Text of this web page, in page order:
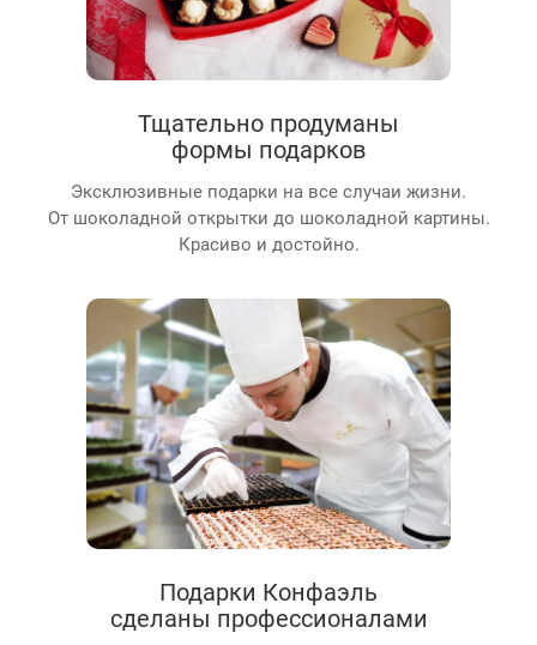
Тщательно продуманы
формы подарков
Эксклюзивные подарки на все случаи жизни.
От шоколадной открытки до шоколадной картины.
Красиво и достойно.
Подарки Конфаэль
сделаны профессионалами